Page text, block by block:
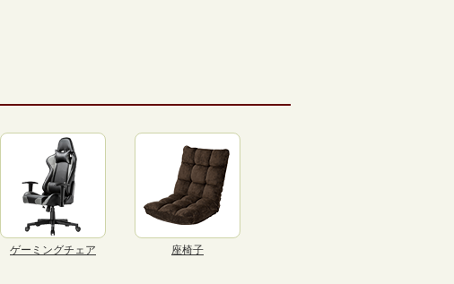
ゲーミングチェア 座椅子